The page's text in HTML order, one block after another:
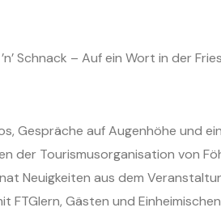
Schnack – Auf ein Wort in der
Gespräche auf Augenhöhe und
der Tourismusorganisation von
Neuigkeiten aus dem
FTGlern, Gästen und